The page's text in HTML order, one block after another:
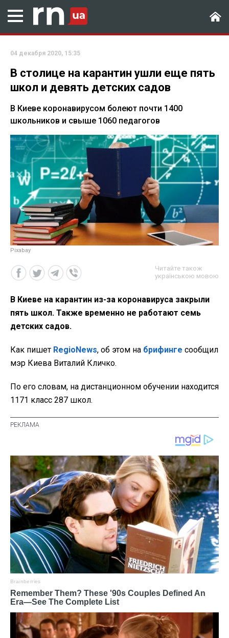
04 декабря 2020, 15:35
В столице на карантин ушли еще пять
школ и девять детских садов
В Киеве коронавирусом болеют почти 1400
школьников и свыше 1060 педагогов
Рixabay
Читайте також
українською мовою
В Киеве на карантин из-за коронавируса закрыли
пять школ. Также временно не работают семь
детских садов.
Как пишет RegioNews, об этом на брифинге сообщил
мэр Киева Виталий Кличко.
По его словам, на дистанционном обучении находится
1171 класс 287 школ.